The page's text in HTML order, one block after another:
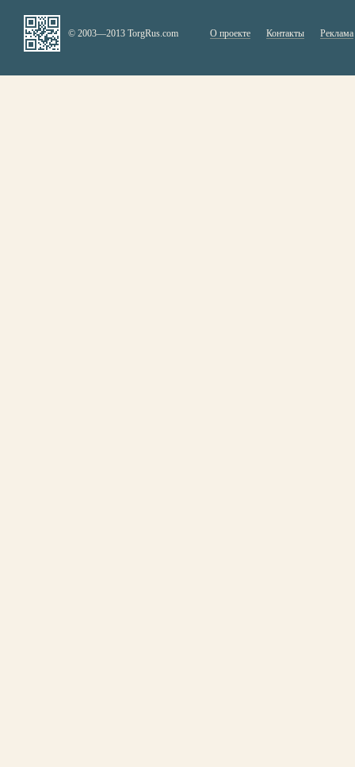
© 2003—2013 TorgRus.com О проекте Контакты Реклама